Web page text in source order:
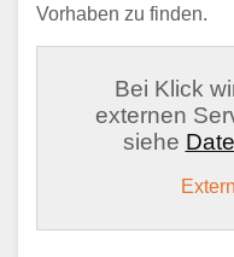
Vorhaben zu finden.
Bei Klick
externen
siehe